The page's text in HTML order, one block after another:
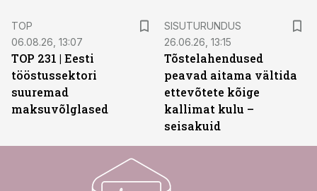
TOP
06.08.26, 13:07
TOP 231 | Eesti
tööstussektori
suuremad
maksuvõlglased
SISUTURUNDUS
26.06.26, 13:15
Tõstelahendused
peavad aitama vältida
ettevõtete kõige
kallimat kulu –
seisakuid